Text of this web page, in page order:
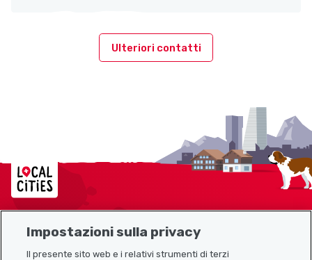
Ulteriori contatti
Localcities
Impostazioni sulla privacy
Il presente sito web e i relativi strumenti di terzi